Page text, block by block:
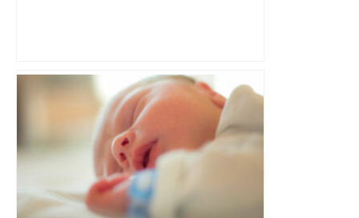
les agriculteurs manifestent malgré les
interdictions